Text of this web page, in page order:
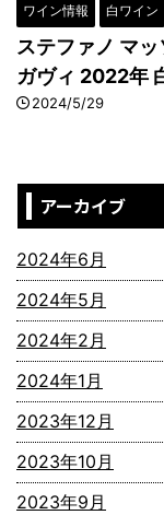
ワイン情報 白ワイン
ステファノ マ
ガヴィ 2022年
2024/5/29
アーカイブ
2024年6月
2024年5月
2024年2月
2024年1月
2023年12月
2023年10月
2023年9月